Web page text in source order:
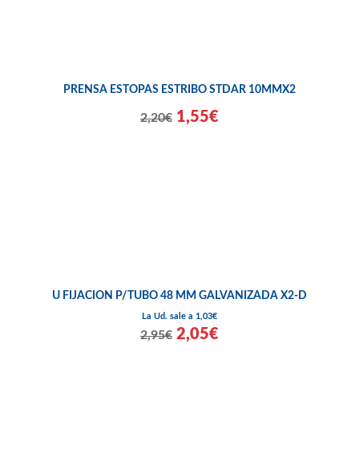
PRENSA ESTOPAS ESTRIBO STDAR 10MMX2
2,20€ 1,55€
U FIJACION P/TUBO 48 MM GALVANIZADA X2-D
La Ud. sale a 1,03€
2,95€ 2,05€